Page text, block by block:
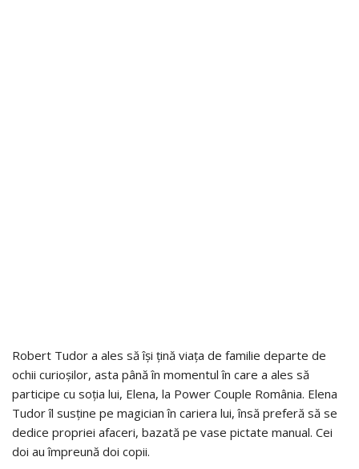
Robert Tudor a ales să își țină viața de familie departe de
ochii curioșilor, asta până în momentul în care a ales să
participe cu soția lui, Elena, la Power Couple România. Elena
Tudor îl susține pe magician în cariera lui, însă preferă să se
dedice propriei afaceri, bazată pe vase pictate manual. Cei
doi au împreună doi copii.